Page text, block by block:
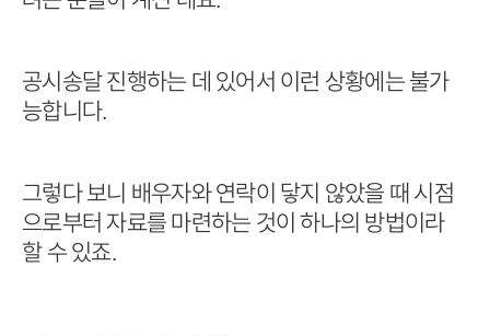
공시송달 진행하는 데 있어서 이런 상황에는 불가
능합니다.
그렇다 보니 배우자와 연락이 닿지 않았을 때 시점
으로부터 자료를 마련하는 것이 하나의 방법이라
할 수 있죠.